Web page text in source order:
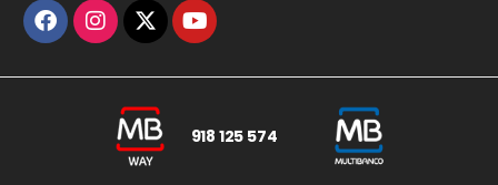
918 125 574